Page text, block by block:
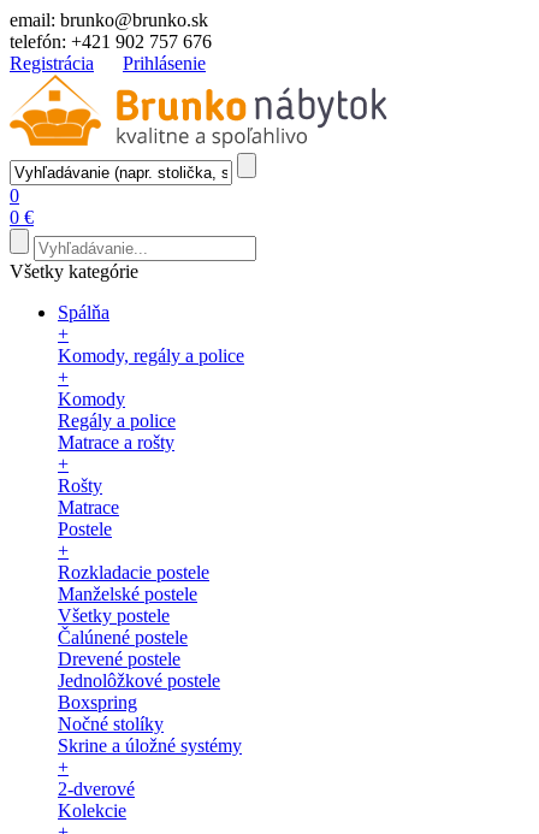
email: brunko@brunko.sk
telefón: +421 902 757 676
Registrácia
Prihlásenie
0
0 €
Všetky kategórie
Spálňa
+
Komody, regály a police
+
Komody
Regály a police
Matrace a rošty
+
Rošty
Matrace
Postele
+
Rozkladacie postele
Manželské postele
Všetky postele
Čalúnené postele
Drevené postele
Jednolôžkové postele
Boxspring
Nočné stolíky
Skrine a úložné systémy
+
2-dverové
Kolekcie